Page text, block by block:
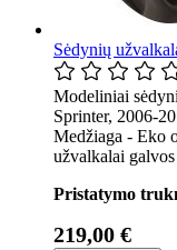
Sėdynių
Modeliniai
Sprinter, 2006-
Medžiaga - Eko
užvalkalai
Pristatymo
219,00 €